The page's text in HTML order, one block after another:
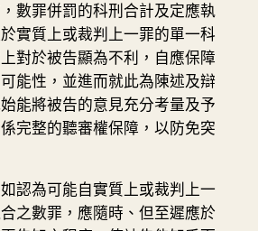
數罪併罰的科刑合計及定應執
實質上或裁判上一罪的單一科
對於被告顯為不利，自應保障
能性，並進而就此為陳述及辯
能將被告的意見充分考量及予
完整的聽審權保障，以防免突
認為可能自實質上或裁判上一
之數罪，應隨時、但至遲應於